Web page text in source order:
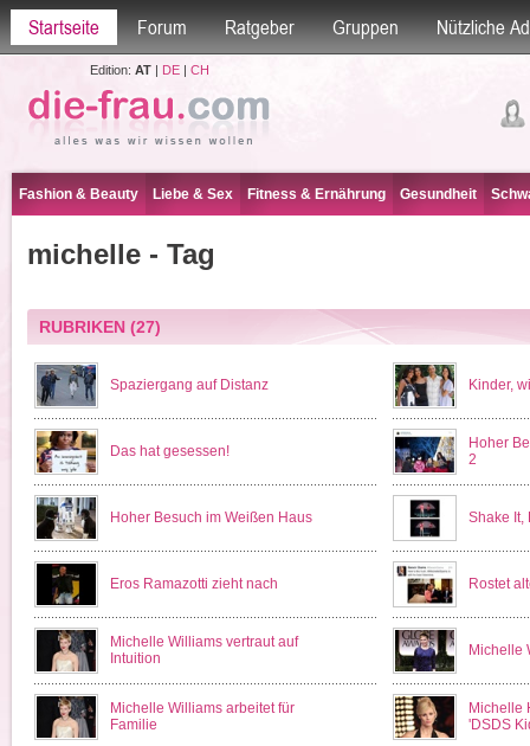
Startseite Forum Ratgeber Gruppen Nützliche
Edition: AT| DE| CH
Fashion & Beauty Liebe & Sex Fitness & Ernährung Gesundheit
michelle - Tag
RUBRIKEN(27)
Spaziergang auf Distanz Kinder,
Das hat gesessen!
Hoher
2
Hoher Besuch im Weißen Haus Shake It,
Eros Ramazotti zieht nach Rostet
Michelle Williams vertraut auf
Intuition
Michelle
Michelle Williams arbeitet für
Familie
Michelle
'DSDS